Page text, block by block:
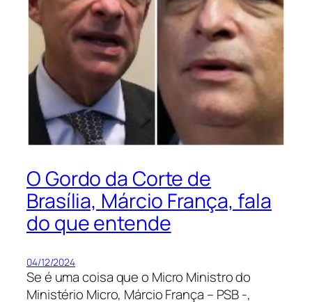
O Gordo da Corte de
Brasília, Márcio França, fala
do que entende
04/12/2024
Se é uma coisa que o Micro Ministro do
Ministério Micro, Márcio França – PSB -,